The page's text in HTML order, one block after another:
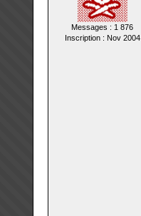
Messages : 1 876
Inscription : Nov 2004